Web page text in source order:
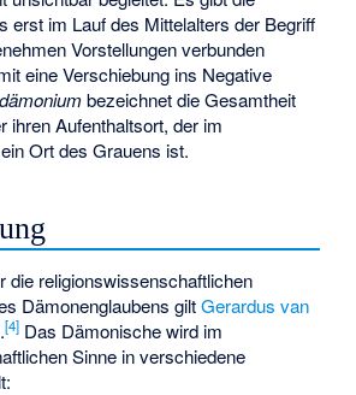
erst im Lauf des Mittelalters der Begriff
Vorstellungen verbunden
eine Verschiebung ins Negative
bezeichnet die Gesamtheit
ihren Aufenthaltsort, der im
Ort des Grauens ist.
die religionswissenschaftlichen
Dämonenglaubens giltGerardus van
[4] Das Dämonische wird im
Sinne in verschiedene